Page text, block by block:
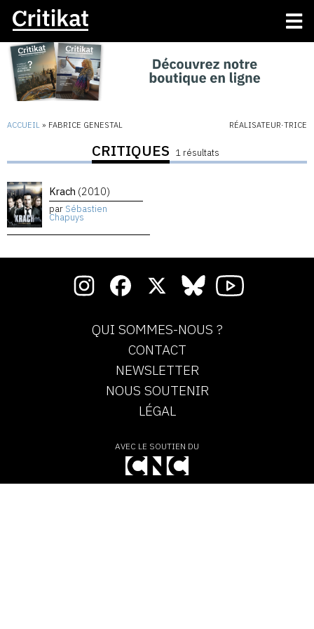
ACCUEIL » FABRICE GENESTAL RÉALISATEUR·TRICE
CRITIQUES 1 résultats
Krach (2010)
par Sébastien
Chapuys
QUI SOMMES-NOUS ?
CONTACT
NEWSLETTER
NOUS SOUTENIR
LÉGAL
AVEC LE SOUTIEN DU